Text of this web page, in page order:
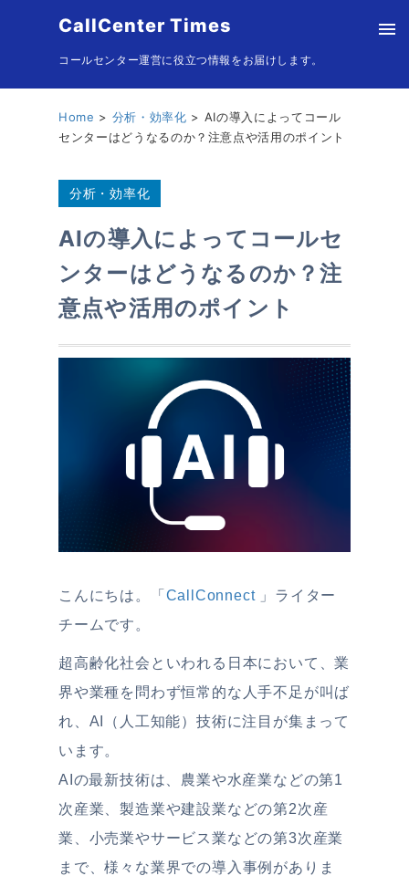
CallCenter Times
コールセンター運営に役立つ情報をお届けします。
Home 分析・効率化
AIの導入によってコール
センターはどうなるのか？注意点や活用のポイント
分析・効率化
AIの導入によってコールセ
ンターはどうなるのか？注
意点や活用のポイント
こんにちは。「 CallConnect 」ライター
チームです。
超高齢化社会といわれる日本において、業
界や業種を問わず恒常的な人手不足が叫ば
れ、AI（人工知能）技術に注目が集まって
います。
AIの最新技術は、農業や水産業などの第1
次産業、製造業や建設業などの第2次産
業、小売業やサービス業などの第3次産業
まで、様々な業界での導入事例がありま